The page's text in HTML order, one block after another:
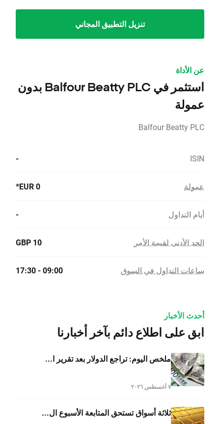
تنزيل التطبيق المجاني
عن الأداة
استثمر في Balfour Beatty PLC بدون
عمولة
Balfour Beatty PLC
ISIN
-
عمولة 0 EUR*
أيام التداول -
الحد الأدنى لقيمة الأمر 10 GBP
ساعات التداول في السوق 09:00 - 17:30
أحدث الأخبار
ابق على اطلاع دائم بآخر أخبارنا
ملخص اليوم: تراجع الدولار بعد تقرير ا...
٧ أغسطس ٢٠٢٦
ثلاثة أسواق تستحق المتابعة الأسبوع ال...